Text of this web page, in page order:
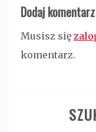
Dodaj komentarz
Musisz się
komentarz.